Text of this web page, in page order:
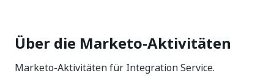
Über die Marketo-Aktivitäten
Marketo-Aktivitäten für Integration Service.